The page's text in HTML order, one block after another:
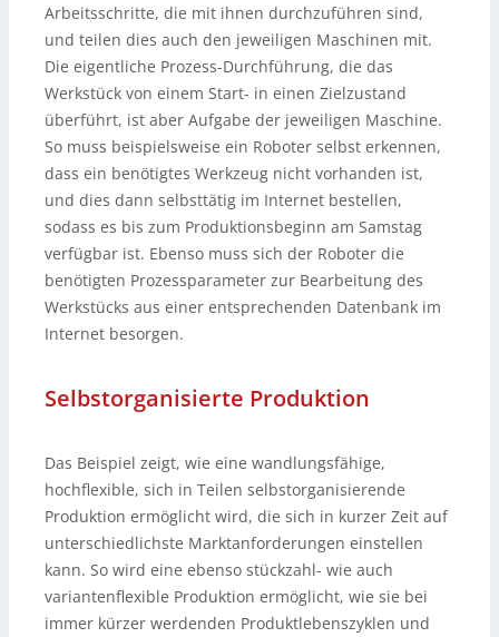
Arbeitsschritte, die mit ihnen durchzuführen sind,
und teilen dies auch den jeweiligen Maschinen mit.
Die eigentliche Prozess-Durchführung, die das
Werkstück von einem Start- in einen Zielzustand
überführt, ist aber Aufgabe der jeweiligen Maschine.
So muss beispielsweise ein Roboter selbst erkennen,
dass ein benötigtes Werkzeug nicht vorhanden ist,
und dies dann selbsttätig im Internet bestellen,
sodass es bis zum Produktionsbeginn am Samstag
verfügbar ist. Ebenso muss sich der Roboter die
benötigten Prozessparameter zur Bearbeitung des
Werkstücks aus einer entsprechenden Datenbank im
Internet besorgen.
Selbstorganisierte Produktion
Das Beispiel zeigt, wie eine wandlungsfähige,
hochflexible, sich in Teilen selbstorganisierende
Produktion ermöglicht wird, die sich in kurzer Zeit auf
unterschiedlichste Marktanforderungen einstellen
kann. So wird eine ebenso stückzahl- wie auch
variantenflexible Produktion ermöglicht, wie sie bei
immer kürzer werdenden Produktlebenszyklen und